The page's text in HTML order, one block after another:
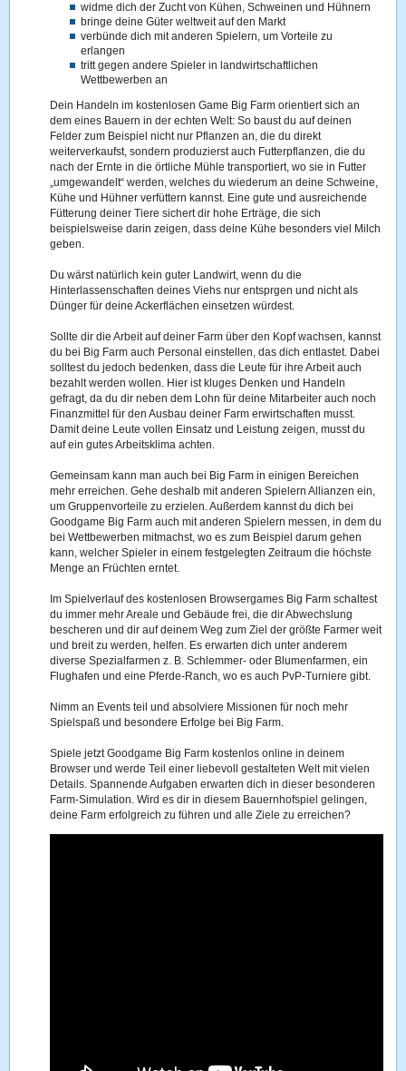
widme dich der Zucht von Kühen, Schweinen und Hühnern
bringe deine Güter weltweit auf den Markt
verbünde dich mit anderen Spielern, um Vorteile zu
erlangen
tritt gegen andere Spieler in landwirtschaftlichen
Wettbewerben an
Dein Handeln im kostenlosen Game Big Farm orientiert sich an
dem eines Bauern in der echten Welt: So baust du auf deinen
Felder zum Beispiel nicht nur Pflanzen an, die du direkt
weiterverkaufst, sondern produzierst auch Futterpflanzen, die du
nach der Ernte in die örtliche Mühle transportiert, wo sie in Futter
„umgewandelt“ werden, welches du wiederum an deine Schweine,
Kühe und Hühner verfüttern kannst. Eine gute und ausreichende
Fütterung deiner Tiere sichert dir hohe Erträge, die sich
beispielsweise darin zeigen, dass deine Kühe besonders viel Milch
geben.
Du wärst natürlich kein guter Landwirt, wenn du die
Hinterlassenschaften deines Viehs nur entsprgen und nicht als
Dünger für deine Ackerflächen einsetzen würdest.
Sollte dir die Arbeit auf deiner Farm über den Kopf wachsen, kannst
du bei Big Farm auch Personal einstellen, das dich entlastet. Dabei
solltest du jedoch bedenken, dass die Leute für ihre Arbeit auch
bezahlt werden wollen. Hier ist kluges Denken und Handeln
gefragt, da du dir neben dem Lohn für deine Mitarbeiter auch noch
Finanzmittel für den Ausbau deiner Farm erwirtschaften musst.
Damit deine Leute vollen Einsatz und Leistung zeigen, musst du
auf ein gutes Arbeitsklima achten.
Gemeinsam kann man auch bei Big Farm in einigen Bereichen
mehr erreichen. Gehe deshalb mit anderen Spielern Allianzen ein,
um Gruppenvorteile zu erzielen. Außerdem kannst du dich bei
Goodgame Big Farm auch mit anderen Spielern messen, in dem du
bei Wettbewerben mitmachst, wo es zum Beispiel darum gehen
kann, welcher Spieler in einem festgelegten Zeitraum die höchste
Menge an Früchten erntet.
Im Spielverlauf des kostenlosen Browsergames Big Farm schaltest
du immer mehr Areale und Gebäude frei, die dir Abwechslung
bescheren und dir auf deinem Weg zum Ziel der größte Farmer weit
und breit zu werden, helfen. Es erwarten dich unter anderem
diverse Spezialfarmen z. B. Schlemmer- oder Blumenfarmen, ein
Flughafen und eine Pferde-Ranch, wo es auch PvP-Turniere gibt.
Nimm an Events teil und absolviere Missionen für noch mehr
Spielspaß und besondere Erfolge bei Big Farm.
Spiele jetzt Goodgame Big Farm kostenlos online in deinem
Browser und werde Teil einer liebevoll gestalteten Welt mit vielen
Details. Spannende Aufgaben erwarten dich in dieser besonderen
Farm-Simulation. Wird es dir in diesem Bauernhofspiel gelingen,
deine Farm erfolgreich zu führen und alle Ziele zu erreichen?